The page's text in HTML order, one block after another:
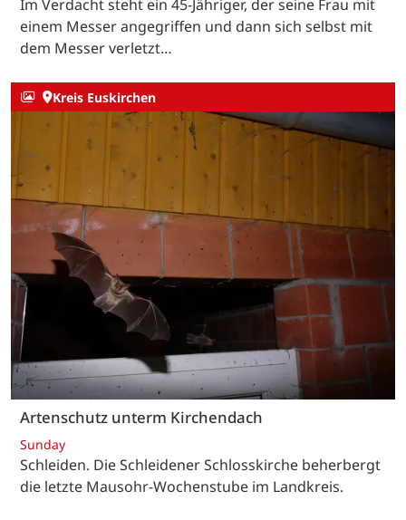
Im Verdacht steht ein 45-Jähriger, der seine Frau mit
einem Messer angegriffen und dann sich selbst mit
dem Messer verletzt…
Kreis Euskirchen
Artenschutz unterm Kirchendach
Sunday
Schleiden. Die Schleidener Schlosskirche beherbergt
die letzte Mausohr-Wochenstube im Landkreis.